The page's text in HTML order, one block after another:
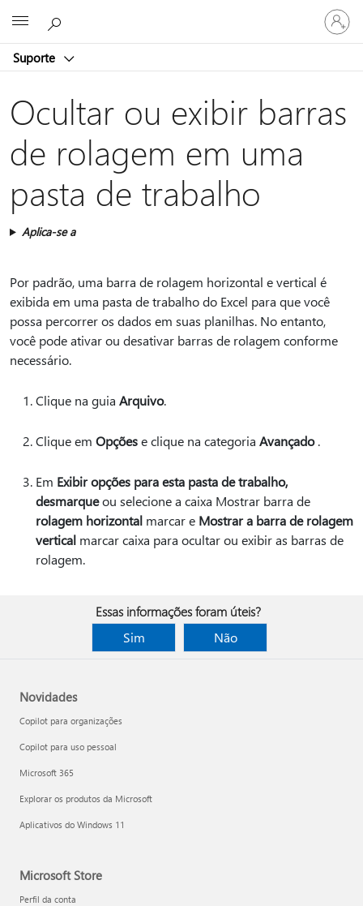
Suporte
Entre
em
sua
Ocultar ou exibir barras
de rolagem em uma
pasta de trabalho
Aplica-se a
Por padrão, uma barra de rolagem horizontal e vertical é
exibida em uma pasta de trabalho do Excel para que você
possa percorrer os dados em suas planilhas. No entanto,
você pode ativar ou desativar barras de rolagem conforme
necessário.
Clique na guia Arquivo.
Clique em Opçõese clique na categoria Avançado.
Em Exibir opções para esta pasta de trabalho,
desmarqueou selecione a caixa Mostrar barra de
rolagem horizontal marcar e Mostrar a barra de rolagem
vertical marcar caixa para ocultar ou exibir as barras de
rolagem.
Essas informações foram úteis?
Sim
Não
Novidades
Copilot para organizações
Copilot para uso pessoal
Microsoft 365
Explorar os produtos da Microsoft
Aplicativos do Windows 11
Microsoft Store
Perfil da conta